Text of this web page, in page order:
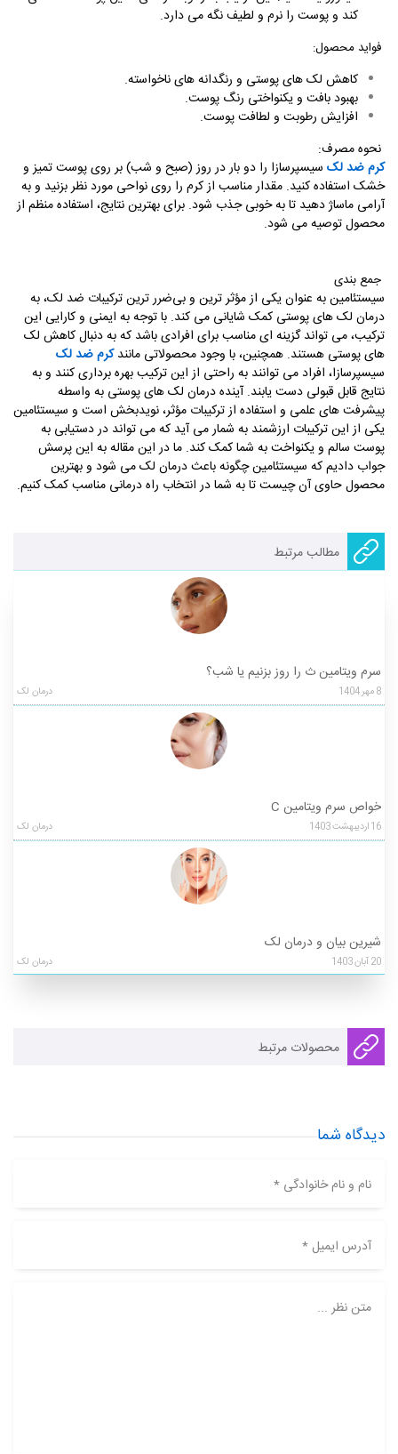
کند و پوست را نرم و لطیف نگه می ‌دارد.
فواید محصول:
کاهش لک‌ های پوستی و رنگدانه ‌های ناخواسته.
بهبود بافت و یکنواختی رنگ پوست.
افزایش رطوبت و لطافت پوست.
نحوه مصرف:
کرم ضد لک سیسپرسازا را دو بار در روز (صبح و شب) بر روی پوست تمیز و
خشک استفاده کنید. مقدار مناسب از کرم را روی نواحی مورد نظر بزنید و به
آرامی ماساژ دهید تا به خوبی جذب شود. برای بهترین نتایج، استفاده منظم از
محصول توصیه می ‌شود.
جمع بندی
سیستئامین به عنوان یکی از مؤثر ترین و بی‌ضرر ترین ترکیبات ضد لک، به
درمان لک‌ های پوستی کمک شایانی می‌ کند. با توجه به ایمنی و کارایی این
ترکیب، می ‌تواند گزینه ‌ای مناسب برای افرادی باشد که به دنبال کاهش لک‌
های پوستی هستند. همچنین، با وجود محصولاتی مانندکرم ضد لک
سیسپرسازا، افراد می ‌توانند به‌ راحتی از این ترکیب بهره‌ برداری کنند و به
نتایج قابل قبولی دست یابند. آینده درمان لک ‌های پوستی به‌ واسطه
پیشرفت های علمی و استفاده از ترکیبات مؤثر، نویدبخش است و سیستئامین
یکی از این ترکیبات ارزشمند به شمار می آید که می ‌تواند در دستیابی به
پوست سالم و یکنواخت به شما کمک کند. ما در این مقاله به این پرسش
جواب دادیم که سیستئامین چگونه باعث درمان لک می ‌شود و بهترین
محصول حاوی آن چیست تا به شما در انتخاب راه درمانی مناسب کمک کنیم.
مطالب مرتبط
سرم ویتامین ث را روز بزنیم یا شب؟
8مهر1404 درمان لک
خواص سرم ویتامین C
16اردیبهشت1403 درمان لک
شیرین بیان و درمان لک
20آبان1403 درمان لک
محصولات مرتبط
دیدگاه شما
نام و نام خانوادگی *
آدرس ایمیل *
متن نظر ...